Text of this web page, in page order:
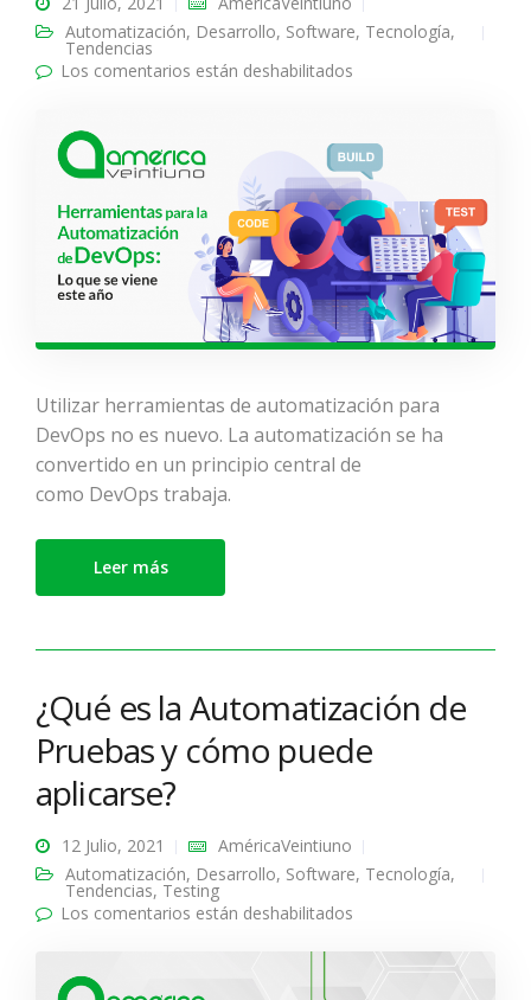
Automatización, Desarrollo, Software, Tecnología,
Tendencias
Los comentarios están deshabilitados
Utilizar herramientas de automatización para
DevOps no es nuevo. La automatización se ha
convertido en un principio central de
como DevOps trabaja.
Leer más
¿Qué es la Automatización de
Pruebas y cómo puede
aplicarse?
12 Julio, 2021
AméricaVeintiuno
Automatización, Desarrollo, Software, Tecnología,
Tendencias, Testing
Los comentarios están deshabilitados
Pruebas y cómo puede